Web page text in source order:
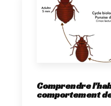
Comprendre
comportement